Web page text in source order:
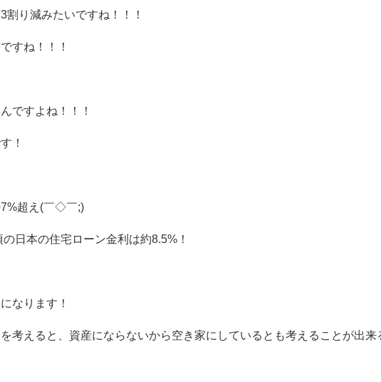
割り減みたいですね！！！
すね！！！
ですよね！！！
！
超え(￣◇￣;)
日本の住宅ローン金利は約8.5%！
なります！
考えると、資産にならないから空き家にしているとも考えることが出来